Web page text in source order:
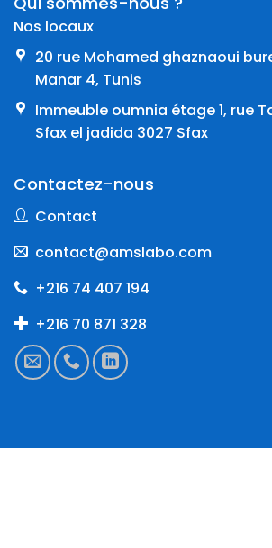
Nos locaux
20 rue Mohamed ghaznaoui
Manar 4, Tunis
Immeuble oumnia étage 1, rue
Sfax el jadida 3027 Sfax
Contactez-nous
Contact
contact@amslabo.com
+216 74 407 194
+216 70 871 328